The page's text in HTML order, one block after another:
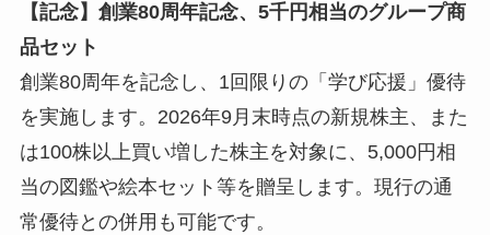
【記念】創業80周年記念、5千円相当のグループ商
品セット
創業80周年を記念し、1回限りの「学び応援」優待
を実施します。2026年9月末時点の新規株主、また
は100株以上買い増した株主を対象に、5,000円相
当の図鑑や絵本セット等を贈呈します。現行の通
常優待との併用も可能です。